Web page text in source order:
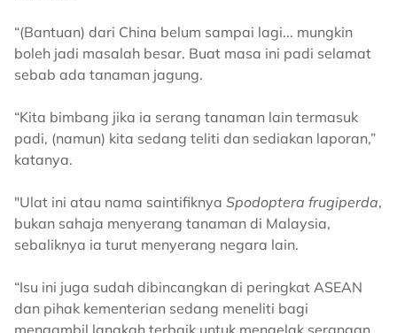
“(Bantuan) dari China belum sampai lagi... mungkin
boleh jadi masalah besar. Buat masa ini padi selamat
sebab ada tanaman jagung.
“Kita bimbang jika ia serang tanaman lain termasuk
padi, (namun) kita sedang teliti dan sediakan laporan,”
katanya.
"Ulat ini atau nama saintifiknya Spodoptera frugiperda,
bukan sahaja menyerang tanaman di Malaysia,
sebaliknya ia turut menyerang negara lain.
“Isu ini juga sudah dibincangkan di peringkat ASEAN
dan pihak kementerian sedang meneliti bagi